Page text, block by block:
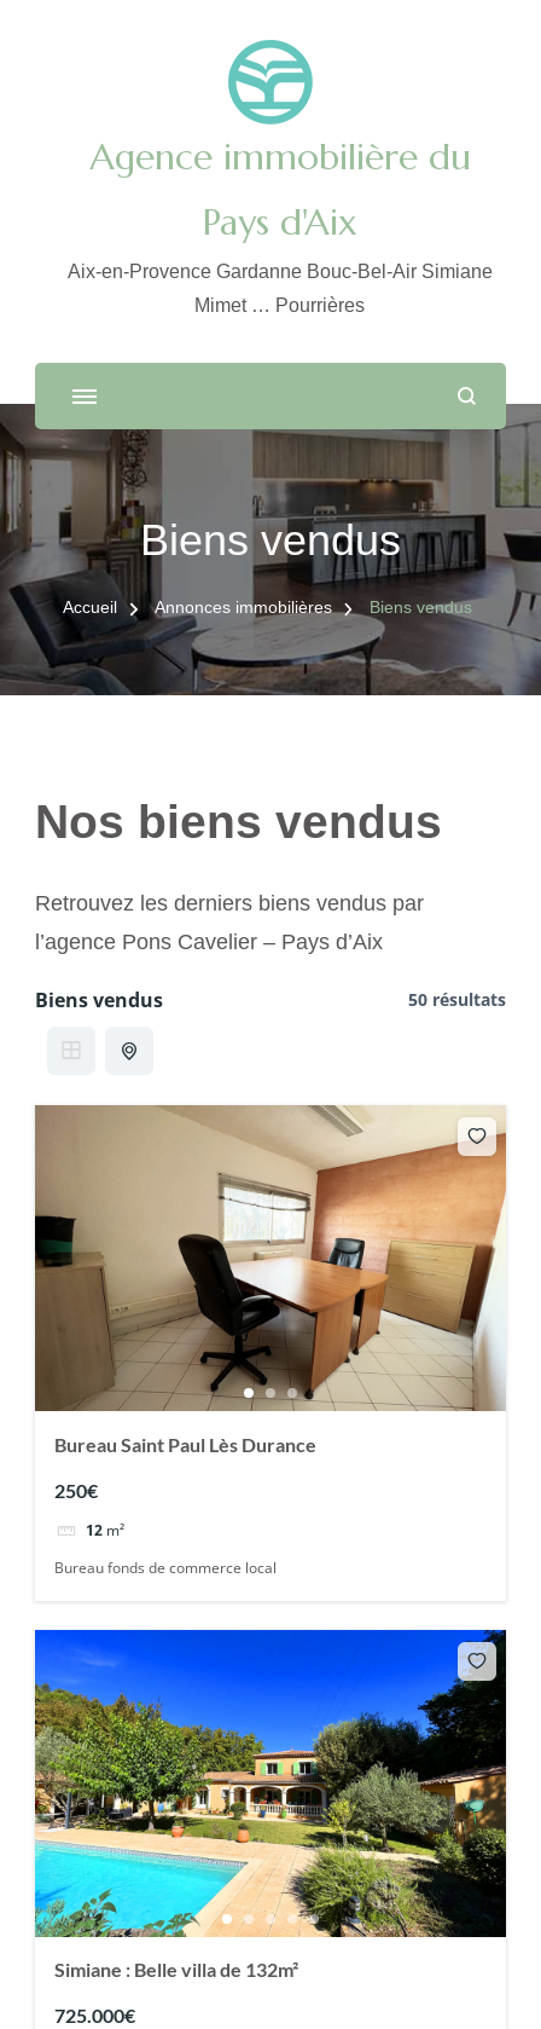
Agence immobilière du
Pays d'Aix
Aix-en-Provence Gardanne Bouc-Bel-Air Simiane
Mimet … Pourrières
Biens vendus
Accueil Annonces immobilières Biens vendus
Nos biens vendus
Retrouvez les derniers biens vendus par
l’agence Pons Cavelier – Pays d’Aix
Biens vendus 50 résultats
Bureau Saint Paul Lès Durance
250€
12 m²
Bureau fonds de commerce local
Simiane : Belle villa de 132m²
725.000€